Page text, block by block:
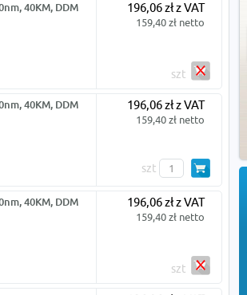
40KM, DDM
196,06 zł z VAT
159,40 zł netto
szt
40KM, DDM
196,06 zł z VAT
159,40 zł netto
szt
40KM, DDM
196,06 zł z VAT
159,40 zł netto
szt